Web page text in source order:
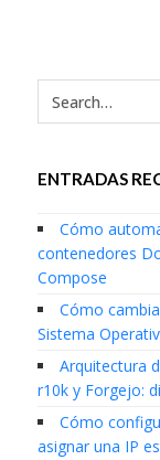
ENTRADAS
Cómo
contenedores
Compose
Cómo
Sistema
Arquitectura
r10k y Forgejo:
Cómo
asignar una IP